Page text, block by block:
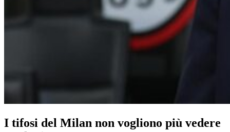
I tifosi del Milan non vogliono più vedere